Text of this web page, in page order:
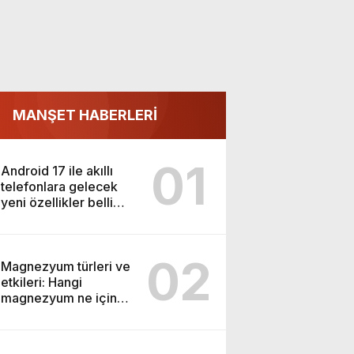
MANŞET HABERLERİ
Android 17 ile akıllı
telefonlara gelecek
yeni özellikler belli
01
Magnezyum türleri ve
etkileri: Hangi
magnezyum ne için
02